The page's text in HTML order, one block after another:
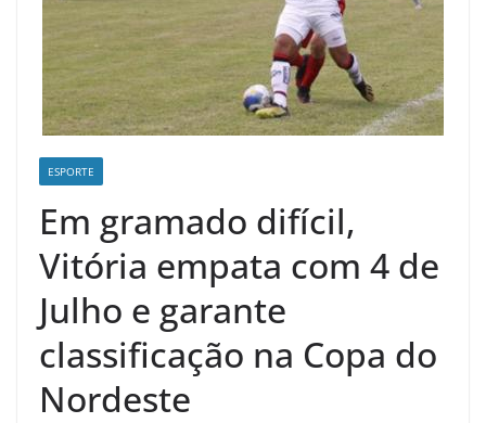
ESPORTE
Em gramado difícil,
Vitória empata com 4 de
Julho e garante
classificação na Copa do
Nordeste